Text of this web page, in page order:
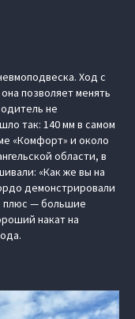
Ход с
позволяет менять
не
так: 140 мм в самом
«Комфорт» и около
области, в
«Как же вы на
демонстрировали
плюс — большие
накат на